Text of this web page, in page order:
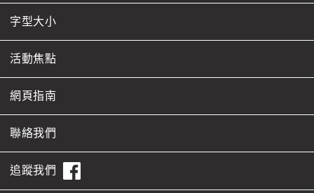
字型大小
活動焦點
網頁指南
聯絡我們
追蹤我們